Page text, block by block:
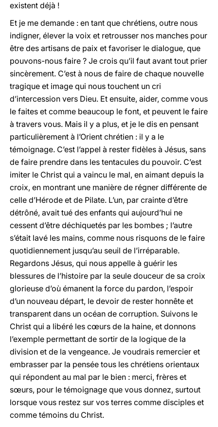
existent déjà !
Et je me demande : en tant que chrétiens, outre nous
indigner, élever la voix et retrousser nos manches pour
être des artisans de paix et favoriser le dialogue, que
pouvons-nous faire ? Je crois qu’il faut avant tout prier
sincèrement. C’est à nous de faire de chaque nouvelle
tragique et image qui nous touchent un cri
d’intercession vers Dieu. Et ensuite, aider, comme vous
le faites et comme beaucoup le font, et peuvent le faire
à travers vous. Mais il y a plus, et je le dis en pensant
particulièrement à l’Orient chrétien : il y a le
témoignage. C’est l’appel à rester fidèles à Jésus, sans
de faire prendre dans les tentacules du pouvoir. C’est
imiter le Christ qui a vaincu le mal, en aimant depuis la
croix, en montrant une manière de régner différente de
celle d’Hérode et de Pilate. L’un, par crainte d’être
détrôné, avait tué des enfants qui aujourd’hui ne
cessent d’être déchiquetés par les bombes ; l’autre
s’était lavé les mains, comme nous risquons de le faire
quotidiennement jusqu’au seuil de l’irréparable.
Regardons Jésus, qui nous appelle à guérir les
blessures de l’histoire par la seule douceur de sa croix
glorieuse d’où émanent la force du pardon, l’espoir
d’un nouveau départ, le devoir de rester honnête et
transparent dans un océan de corruption. Suivons le
Christ qui a libéré les cœurs de la haine, et donnons
l’exemple permettant de sortir de la logique de la
division et de la vengeance. Je voudrais remercier et
embrasser par la pensée tous les chrétiens orientaux
qui répondent au mal par le bien : merci, frères et
sœurs, pour le témoignage que vous donnez, surtout
lorsque vous restez sur vos terres comme disciples et
comme témoins du Christ.